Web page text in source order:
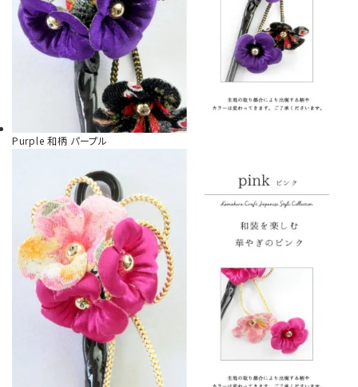
Purple 和柄 パープル